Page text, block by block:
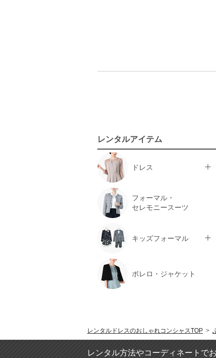
レンタルアイテム
ドレス
フォーマル・
セレモニースーツ
キッズフォーマル
ボレロ・ジャケット
レンタルドレスのおしゃれコンシャスTOP >
レンタル方法やコーディネートで